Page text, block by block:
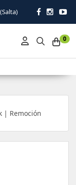
0
| Remoción